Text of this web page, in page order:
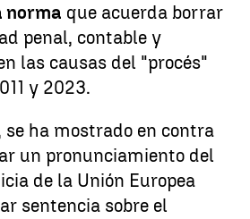
norma que acuerda borrar
penal, contable y
las causas del "procés"
y 2023.
se ha mostrado en contra
un pronunciamiento del
de la Unión Europea
sentencia sobre el